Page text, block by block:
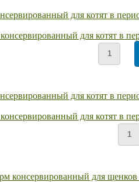
для котят в
для котят в
консервированный для щенков